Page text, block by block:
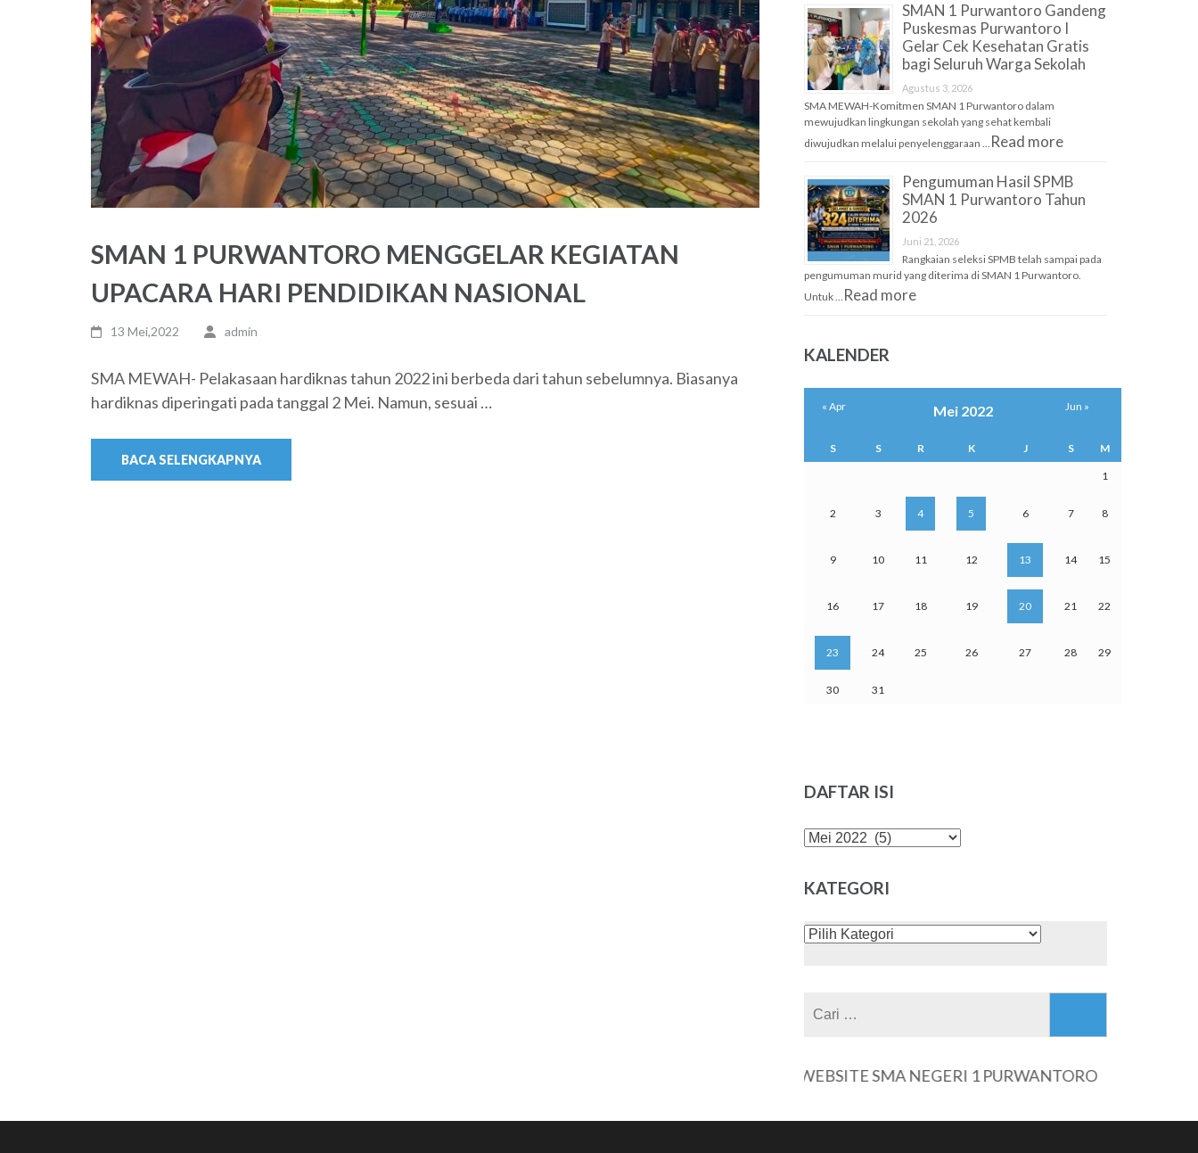
SMAN 1 PURWANTORO MENGGELAR KEGIATAN
UPACARA HARI PENDIDIKAN NASIONAL
13 Mei,2022 admin
SMA MEWAH- Pelakasaan hardiknas tahun 2022 ini berbeda dari tahun sebelumnya. Biasanya
hardiknas diperingati pada tanggal 2 Mei. Namun, sesuai …
BACA SELENGKAPNYA
SMAN 1 Purwantoro Gandeng
Puskesmas Purwantoro I
Gelar Cek Kesehatan Gratis
bagi Seluruh Warga Sekolah
Agustus 3, 2026
SMA MEWAH-Komitmen SMAN 1 Purwantoro dalam
mewujudkan lingkungan sekolah yang sehat kembali
diwujudkan melalui penyelenggaraan … Read more
Pengumuman Hasil SPMB
SMAN 1 Purwantoro Tahun
2026
Juni 21, 2026
Rangkaian seleksi SPMB telah sampai pada
pengumuman murid yang diterima di SMAN 1 Purwantoro.
Untuk … Read more
KALENDER
Mei 2022
S S R K J S M
1
2 3 4 5 6 7 8
9 10 11 12 13 14 15
16 17 18 19 20 21 22
23 24 25 26 27 28 29
30 31
« Apr Jun »
DAFTAR ISI
DAFTAR
KATEGORI
KATEGORI
SELAMAT DATANG DI WEBSITE SMA NEGERI 1 PURWANTORO